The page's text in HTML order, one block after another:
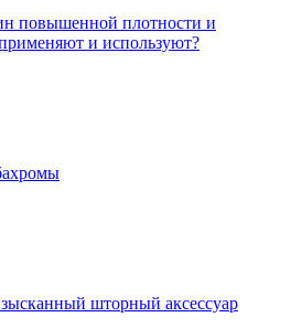
повышенной плотности и
и используют?
шторный аксессуар